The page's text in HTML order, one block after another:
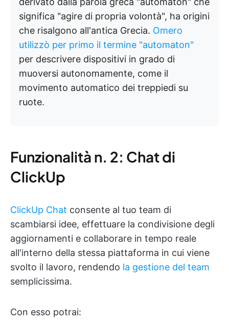
significa "agire di propria volontà", ha origini
che risalgono all'antica Grecia. Omero
utilizzò per primo il termine "automaton"
per descrivere dispositivi in grado di
muoversi autonomamente, come il
movimento automatico dei treppiedi su
ruote.
Funzionalità n. 2: Chat di
ClickUp
ClickUp Chat consente al tuo team di
scambiarsi idee, effettuare la condivisione degli
aggiornamenti e collaborare in tempo reale
all'interno della stessa piattaforma in cui viene
svolto il lavoro, rendendo la gestione del team
semplicissima.
Con esso potrai: